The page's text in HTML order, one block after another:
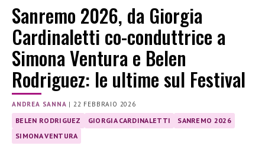
Sanremo 2026, da Giorgia
Cardinaletti co-conduttrice a
Simona Ventura e Belen
Rodriguez: le ultime sul Festival
ANDREA SANNA | 22 FEBBRAIO 2026
BELEN RODRIGUEZ GIORGIA CARDINALETTI
SANREMO 2026
SIMONA VENTURA